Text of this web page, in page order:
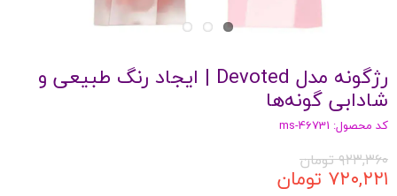
رژگونه مدل Devoted | ایجاد رنگ طبیعی و
شادابی گونه‌ها
کد محصول: ms-46731
۹۲۳,۳۶۰ تومان
۷۲۰,۲۲۱ تومان